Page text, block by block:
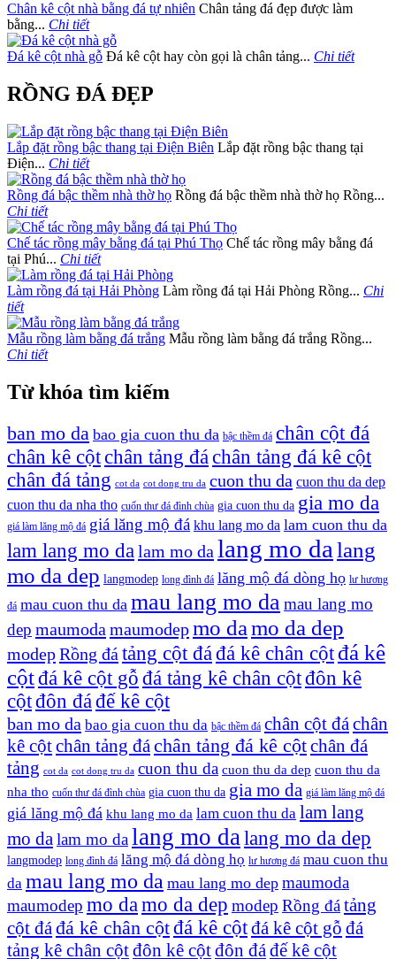
Chân kê cột nhà bằng đá tự nhiên Chân tảng đá đẹp được làm
bằng... Chi tiết
Đá kê cột nhà gỗ Đá kê cột hay còn gọi là chân tảng... Chi tiết
RỒNG ĐÁ ĐẸP
Lắp đặt rồng bậc thang tại Điện Biên Lắp đặt rồng bậc thang tại
Điện... Chi tiết
Rồng đá bậc thềm nhà thờ họ Rồng đá bậc thềm nhà thờ họ Rồng...
Chi tiết
Chế tác rồng mây bằng đá tại Phú Thọ Chế tác rồng mây bằng đá
tại Phú... Chi tiết
Làm rồng đá tại Hải Phòng Làm rồng đá tại Hải Phòng Rồng... Chi
tiết
Mẫu rồng làm bằng đá trắng Mẫu rồng làm bằng đá trắng Rồng...
Chi tiết
Từ khóa tìm kiếm
ban mo da bao gia cuon thu da bậc thềm đá chân cột đá
chân kê cộtchân tảng đá chân tảng đá kê cột
chân đá tảng cot da cot dong tru da cuon thu da cuon thu da dep
cuon thu da nha tho cuốn thư đá đình chùa gia cuon thu da gia mo da
giá làm lăng mộ đá giá lăng mộ đá khu lang mo da lam cuon thu da
lam lang mo da lam mo da lang mo da lang
mo da dep langmodep long đình đá lăng mộ đá dòng họ lư hương
đá mau cuon thu da mau lang mo da mau lang mo
dep maumoda maumodepmo damo da dep
modepRồng đá tảng cột đá đá kê chân cộtđá kê
cộtđá kê cột gỗ đá tảng kê chân cộtđôn kê
cộtđôn đá đế kê cột
ban mo da bao gia cuon thu da bậc thềm đá chân cột đáchân
kê cộtchân tảng đáchân tảng đá kê cộtchân đá
tảng cot da cot dong tru da cuon thu da cuon thu da dep cuon thu da
nha tho cuốn thư đá đình chùa gia cuon thu da gia mo da giá làm lăng mộ đá
giá lăng mộ đá khu lang mo da lam cuon thu da lam lang
mo dalam mo dalang mo da lang mo da dep
langmodep long đình đá lăng mộ đá dòng họ lư hương đá mau cuon thu
da mau lang mo da mau lang mo dep maumoda
maumodep mo da mo da dep modep Rồng đátảng
cột đáđá kê chân cộtđá kê cộtđá kê cột gỗ đá
tảng kê chân cộtđôn kê cộtđôn đáđế kê cột